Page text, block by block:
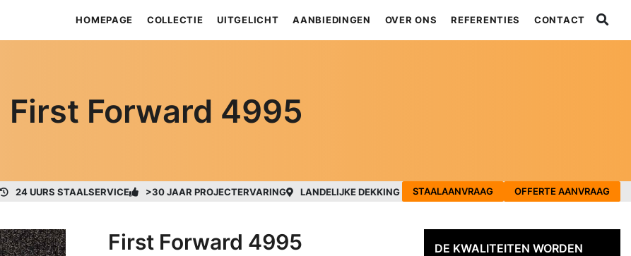
HOMEPAGE COLLECTIE UITGELICHT AANBIEDINGEN OVER ONS REFERENTIES CONTACT
First Forward 4995
24 UURS STAALSERVICE >30 JAAR PROJECTERVARING LANDELIJKE DEKKING STAALAANVRAAG OFFERTE AANVRAAG
First Forward 4995
DE KWALITEITEN WORDEN